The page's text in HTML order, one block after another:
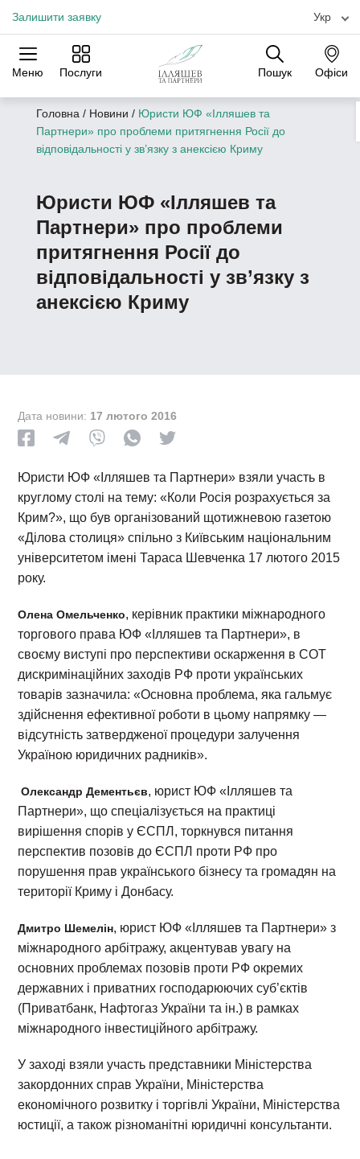
Залишити заявку Укр
Меню Послуги Пошук Офіси
Практики Галузі
Офіси
Головна / Новини / Юристи ЮФ «Ілляшев та
Партнери» про проблеми притягнення Росії до
відповідальності у зв’язку з анексією Криму
Юристи ЮФ «Ілляшев та
Партнери» про проблеми
притягнення Росії до
відповідальності у зв’язку з
анексією Криму
Дата новини: 17 лютого 2016
Юристи ЮФ «Ілляшев та Партнери» взяли участь в
круглому столі на тему: «Коли Росія розрахується за
Крим?», що був організований щотижневою газетою
«Ділова столиця» спільно з Київським національним
університетом імені Тараса Шевченка 17 лютого 2015
року.
Олена Омельченко, керівник практики міжнародного
торгового права ЮФ «Ілляшев та Партнери», в
своєму виступі про перспективи оскарження в СОТ
дискримінаційних заходів РФ проти українських
товарів зазначила: «Основна проблема, яка гальмує
здійснення ефективної роботи в цьому напрямку —
відсутність затвердженої процедури залучення
Україною юридичних радників».
Олександр Дементьєв, юрист ЮФ «Ілляшев та
Партнери», що спеціалізується на практиці
вирішення спорів у ЄСПЛ, торкнувся питання
перспектив позовів до ЄСПЛ проти РФ про
порушення прав українського бізнесу та громадян на
території Криму і Донбасу.
Дмитро Шемелін, юрист ЮФ «Ілляшев та Партнери» з
міжнародного арбітражу, акцентував увагу на
основних проблемах позовів проти РФ окремих
державних і приватних господарюючих суб’єктів
(Приватбанк, Нафтогаз України та ін.) в рамках
міжнародного інвестиційного арбітражу.
У заході взяли участь представники Міністерства
закордонних справ України, Міністерства
економічного розвитку і торгівлі України, Міністерства
юстиції, а також різноманітні юридичні консультанти.